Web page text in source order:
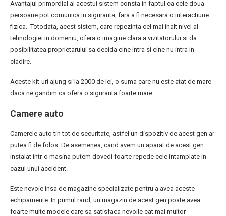
Avantajul primordial al acestui sistem consta in faptul ca cele doua
persoane pot comunica in siguranta, fara a fi necesara o interactiune
fizica. Totodata, acest sistem, care repezinta cel mai inalt nivel al
tehnologiei in domeniu, ofera o imagine clara a vizitatorului si da
posibilitatea proprietarului sa decida cine intra si cine nu intra in
cladire.
Aceste kit-uri ajung si la 2000 de lei, o suma care nu este atat de mare
daca ne gandim ca ofera o siguranta foarte mare.
Camere auto
Camerele auto tin tot de securitate, astfel un dispozitiv de acest gen ar
putea fi de folos. De asemenea, cand avem un aparat de acest gen
instalat intr-o masina putem dovedi foarte repede cele intamplate in
cazul unui accident.
Este nevoie insa de magazine specializate pentru a avea aceste
echipamente. In primul rand, un magazin de acest gen poate avea
foarte multe modele care sa satisfaca nevoile cat mai multor